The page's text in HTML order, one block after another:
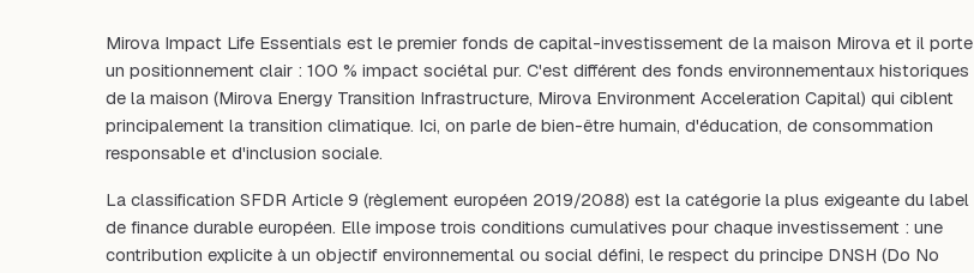
Mirova Impact Life Essentials est le premier fonds de capital-investissement de la maison Mirova et il porte
un positionnement clair : 100 % impact sociétal pur. C'est différent des fonds environnementaux historiques
de la maison (Mirova Energy Transition Infrastructure, Mirova Environment Acceleration Capital) qui ciblent
principalement la transition climatique. Ici, on parle de bien-être humain, d'éducation, de consommation
responsable et d'inclusion sociale.
La classification SFDR Article 9 (règlement européen 2019/2088) est la catégorie la plus exigeante du label
de finance durable européen. Elle impose trois conditions cumulatives pour chaque investissement : une
contribution explicite à un objectif environnemental ou social défini, le respect du principe DNSH (Do No